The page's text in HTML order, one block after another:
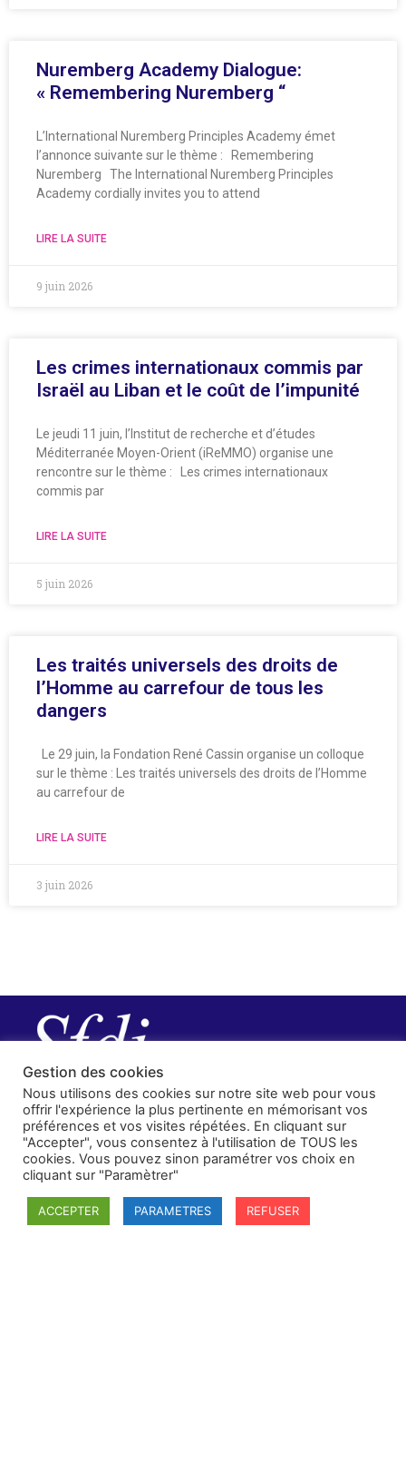
Nuremberg Academy Dialogue:
« Remembering Nuremberg “
L’International Nuremberg Principles Academy émet
l’annonce suivante sur le thème : Remembering
Nuremberg The International Nuremberg Principles
Academy cordially invites you to attend
LIRE LA SUITE
9 juin 2026
Les crimes internationaux commis par
Israël au Liban et le coût de l’impunité
Le jeudi 11 juin, l’Institut de recherche et d’études
Méditerranée Moyen-Orient (iReMMO) organise une
rencontre sur le thème : Les crimes internationaux
commis par
LIRE LA SUITE
5 juin 2026
Les traités universels des droits de
l’Homme au carrefour de tous les
dangers
Le 29 juin, la Fondation René Cassin organise un colloque
sur le thème : Les traités universels des droits de l’Homme
au carrefour de
LIRE LA SUITE
3 juin 2026
Gestion des cookies
Nous utilisons des cookies sur notre site web pour vous
offrir l'expérience la plus pertinente en mémorisant vos
préférences et vos visites répétées. En cliquant sur
"Accepter", vous consentez à l'utilisation de TOUS les
cookies. Vous pouvez sinon paramétrer vos choix en
cliquant sur "Paramètrer"
ACCEPTER PARAMETRES REFUSER